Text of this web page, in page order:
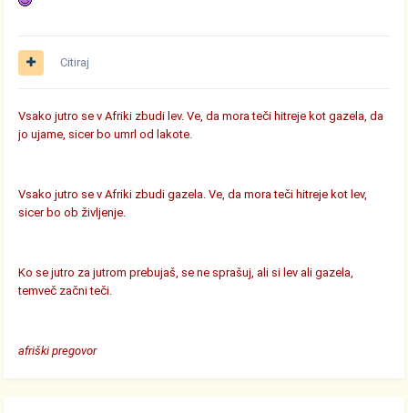
Citiraj
Vsako jutro se v Afriki zbudi lev. Ve, da mora teči hitreje kot gazela, da
jo ujame, sicer bo umrl od lakote.
Vsako jutro se v Afriki zbudi gazela. Ve, da mora teči hitreje kot lev,
sicer bo ob življenje.
Ko se jutro za jutrom prebujaš, se ne sprašuj, ali si lev ali gazela,
temveč začni teči.
afriški pregovor